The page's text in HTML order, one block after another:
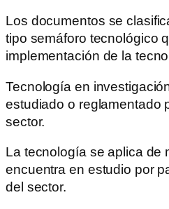
Los documentos se
tipo semáforo tecnológico
implementación de la
Tecnología en
estudiado o reglamentado
sector.
La tecnología se aplica de
encuentra en estudio por
del sector.